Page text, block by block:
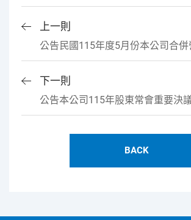
上一則
公告民國115年度5月份本公司合
下一則
公告本公司115年股東常會重要決
BACK